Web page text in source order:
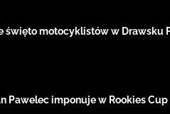
święto motocyklistów w Drawsku
Pawelec imponuje w Rookies Cup